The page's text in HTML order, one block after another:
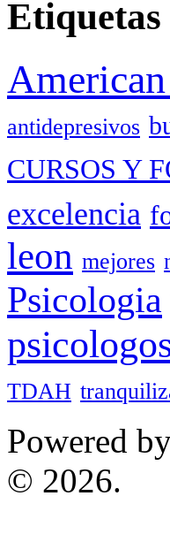
Etiquetas
antidepresivos
CURSOS Y
excelencia
leon mejores
Psicologia
TDAH
Powered
© 2026.